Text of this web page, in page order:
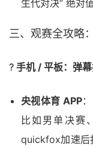
生代对决” 绝对
三、观赛全攻略
? 手机 / 平板：弹幕
央视体育 APP
比如男单决赛
quickfox加速后